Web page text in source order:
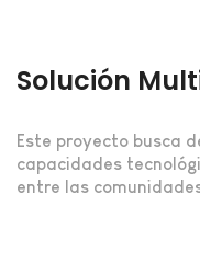
Solución
Este proyecto busca
capacidades
entre las